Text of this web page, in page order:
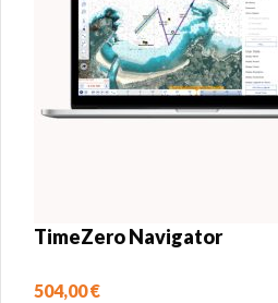
TimeZero Navigator
504,00€